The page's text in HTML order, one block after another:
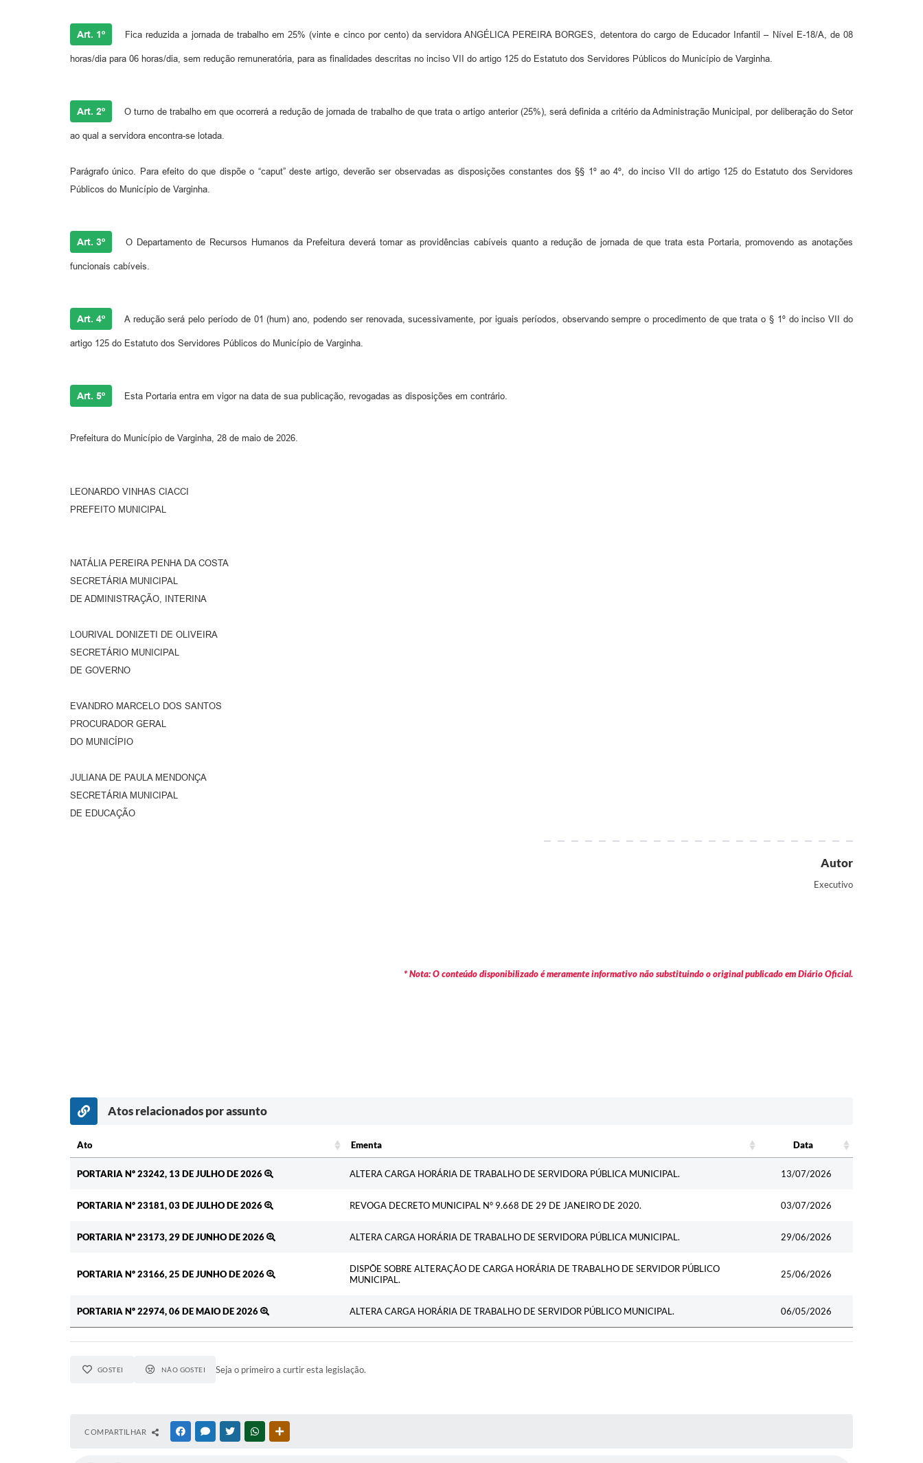
Art. 1º Fica reduzida a jornada de trabalho em 25% (vinte e cinco por cento) da servidora ANGÉLICA PEREIRA BORGES, detentora do cargo de Educador Infantil – Nível E-18/A, de 08
horas/dia para 06 horas/dia, sem redução remuneratória, para as finalidades descritas no inciso VII do artigo 125 do Estatuto dos Servidores Públicos do Município de Varginha.
Art. 2º O turno de trabalho em que ocorrerá a redução de jornada de trabalho de que trata o artigo anterior (25%), será definida a critério da Administração Municipal, por deliberação do Setor
ao qual a servidora encontra-se lotada.
Parágrafo único. Para efeito do que dispõe o “caput” deste artigo, deverão ser observadas as disposições constantes dos §§ 1º ao 4º, do inciso VII do artigo 125 do Estatuto dos Servidores
Públicos do Município de Varginha.
Art. 3º O Departamento de Recursos Humanos da Prefeitura deverá tomar as providências cabíveis quanto a redução de jornada de que trata esta Portaria, promovendo as anotações
funcionais cabíveis.
Art. 4º A redução será pelo período de 01 (hum) ano, podendo ser renovada, sucessivamente, por iguais períodos, observando sempre o procedimento de que trata o § 1º do inciso VII do
artigo 125 do Estatuto dos Servidores Públicos do Município de Varginha.
Art. 5º Esta Portaria entra em vigor na data de sua publicação, revogadas as disposições em contrário.
Prefeitura do Município de Varginha, 28 de maio de 2026.
LEONARDO VINHAS CIACCI
PREFEITO MUNICIPAL
NATÁLIA PEREIRA PENHA DA COSTA
SECRETÁRIA MUNICIPAL
DE ADMINISTRAÇÃO, INTERINA
LOURIVAL DONIZETI DE OLIVEIRA
SECRETÁRIO MUNICIPAL
DE GOVERNO
EVANDRO MARCELO DOS SANTOS
PROCURADOR GERAL
DO MUNICÍPIO
JULIANA DE PAULA MENDONÇA
SECRETÁRIA MUNICIPAL
DE EDUCAÇÃO
Autor
Executivo
* Nota: O conteúdo disponibilizado é meramente informativo não substituindo o original publicado em Diário Oficial.
Atos relacionados por assunto
Ato Ementa
Data
PORTARIA Nº 23242, 13 DE JULHO DE 2026
ALTERA CARGA HORÁRIA DE TRABALHO DE SERVIDORA PÚBLICA MUNICIPAL. 13/07/2026
PORTARIA Nº 23181, 03 DE JULHO DE 2026 REVOGA DECRETO MUNICIPAL N° 9.668 DE 29 DE JANEIRO DE 2020. 03/07/2026
PORTARIA Nº 23173, 29 DE JUNHO DE 2026 ALTERA CARGA HORÁRIA DE TRABALHO DE SERVIDORA PÚBLICA MUNICIPAL. 29/06/2026
PORTARIA Nº 23166, 25 DE JUNHO DE 2026
DISPÕE SOBRE ALTERAÇÃO DE CARGA HORÁRIA DE TRABALHO DE SERVIDOR PÚBLICO
MUNICIPAL.
25/06/2026
PORTARIA Nº 22974, 06 DE MAIO DE 2026 ALTERA CARGA HORÁRIA DE TRABALHO DE SERVIDOR PÚBLICO MUNICIPAL. 06/05/2026
GOSTEI NÃO GOSTEI Seja o primeiro a curtir esta legislação.
COMPARTILHAR FACEBOOKMESSENGER
TWITTERWHATSAPP